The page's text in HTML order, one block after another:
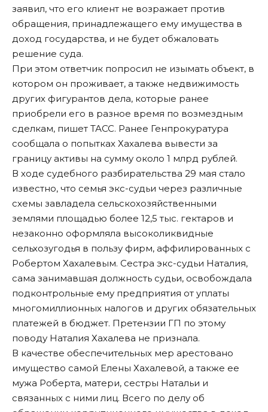
заявил, что его клиент не возражает против
обращения, принадлежащего ему имущества в
доход государства, и не будет обжаловать
решение суда.
При этом ответчик попросил не изымать объект, в
котором он проживает, а также недвижимость
других фигурантов дела, которые ранее
приобрели его в разное время по возмездным
сделкам, пишет ТАСС. Ранее Генпрокуратура
сообщала о попытках Хахалева вывести за
границу активы на сумму около 1 млрд рублей.
В ходе судебного разбирательства 29 мая стало
известно, что семья экс-судьи через различные
схемы завладела сельскохозяйственными
землями площадью более 12,5 тыс. гектаров и
незаконно оформляла высоколиквидные
сельхозугодья в пользу фирм, аффилированных с
Робертом Хахалевым. Сестра экс-судьи Наталия,
сама занимавшая должность судьи, освобождала
подконтрольные ему предприятия от уплаты
многомиллионных налогов и других обязательных
платежей в бюджет. Претензии ГП по этому
поводу Наталия Хахалева не признала.
В качестве обеспечительных мер арестовано
имущество самой Елены Хахалевой, а также ее
мужа Роберта, матери, сестры Натальи и
связанных с ними лиц. Всего по делу об